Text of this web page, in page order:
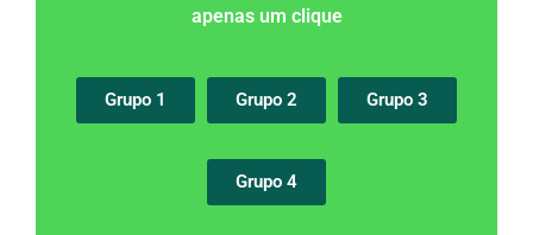
apenas um clique
Grupo 1 Grupo 2 Grupo 3
Grupo 4